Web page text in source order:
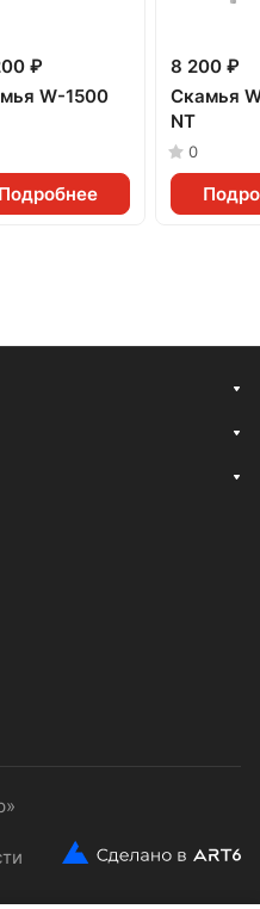
₽
W-1500
Подробнее
8 200 ₽
Скамья
NT
0